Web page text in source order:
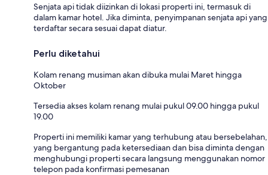
Senjata api tidak diizinkan di lokasi properti ini, termasuk di
dalam kamar hotel. Jika diminta, penyimpanan senjata api yang
terdaftar secara sesuai dapat diatur.
Perlu diketahui
Kolam renang musiman akan dibuka mulai Maret hingga
Oktober
Tersedia akses kolam renang mulai pukul 09.00 hingga pukul
19.00
Properti ini memiliki kamar yang terhubung atau bersebelahan,
yang bergantung pada ketersediaan dan bisa diminta dengan
menghubungi properti secara langsung menggunakan nomor
telepon pada konfirmasi pemesanan